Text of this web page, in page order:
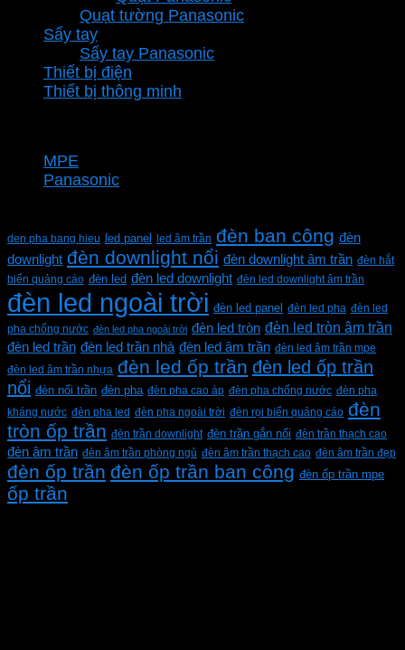
Quạt tường Panasonic
Sấy tay
Sấy tay Panasonic
Thiết bị điện
Thiết bị thông minh
MPE
Panasonic
den pha bang hieu led panel led âm trần đèn ban công đèn
downlight đèn downlight nổi đèn downlight âm trần đèn hắt
biển quảng cáo đèn led đèn led downlight đèn led downlight âm trần
đèn led ngoài trời đèn led panel đèn led pha đèn led
pha chống nước đèn led pha ngoài trời đèn led tròn đèn led tròn âm trần
đèn led trần đèn led trần nhà đèn led âm trần đèn led âm trần mpe
đèn led âm trần nhựa đèn led ốp trần đèn led ốp trần
nổi đèn nổi trần đèn pha đèn pha cao áp đèn pha chống nước đèn pha
kháng nước đèn pha led đèn pha ngoài trời đèn rọi biển quảng cáo đèn
tròn ốp trần đèn trần downlight đèn trần gắn nổi đèn trần thạch cao
đèn âm trần đèn âm trần phòng ngủ đèn âm trần thạch cao đèn âm trần đẹp
đèn ốp trần đèn ốp trần ban công đèn ốp trần mpe
ốp trần